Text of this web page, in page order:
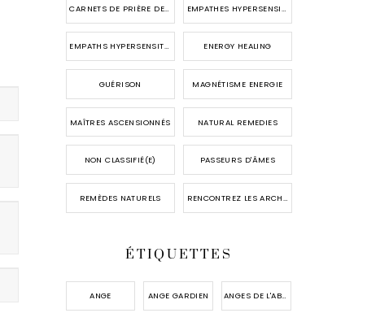
CARNETS DE PRIÈRE DES ANGES EMPATHES HYPERSENSIBLES
EMPATHS HYPERSENSITIVES ENERGY HEALING
GUÉRISON MAGNÉTISME ENERGIE
MAÎTRES ASCENSIONNÉS NATURAL REMEDIES
NON CLASSIFIÉ(E) PASSEURS D'ÂMES
REMÈDES NATURELS RENCONTREZ LES ARCHANGES
ÉTIQUETTES
ANGE ANGE GARDIEN ANGES DE L'ABONDANCE